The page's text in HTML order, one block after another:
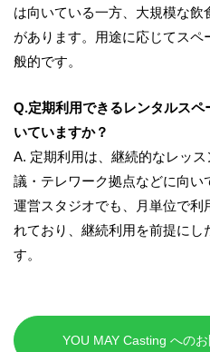
は向いている一方、大規模な
があります。用途に応じてス
般的です。
Q.定期利用できるレンタルス
いていますか？
A. 定期利用は、継続的なレッ
議・テレワーク拠点などに向い
運営スタジオでも、月単位で利
れており、継続利用を前提にし
す。
YOU MAY Casting への